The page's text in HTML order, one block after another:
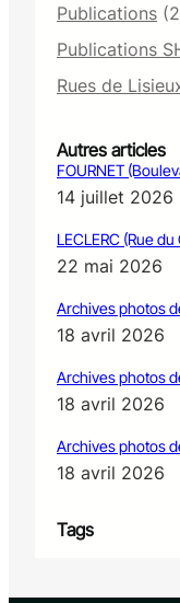
Publications
Publications
Rues de
Autres articles
FOURNET
14 juillet 2026
LECLERC (Rue
22 mai 2026
Archives photos
18 avril 2026
Archives photos
18 avril 2026
Archives photos
18 avril 2026
Tags